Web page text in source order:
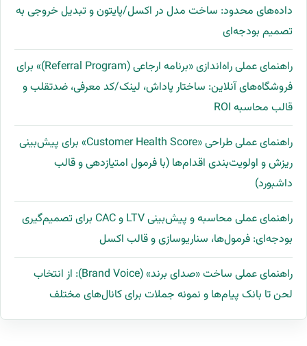
داده‌های محدود: ساخت مدل در اکسل/پایتون و تبدیل خروجی به
تصمیم بودجه‌ای
راهنمای عملی راه‌اندازی «برنامه ارجاعی (Referral Program)» برای
فروشگاه‌های آنلاین: ساختار پاداش، لینک/کد معرفی، ضدتقلب و
قالب محاسبه ROI
راهنمای عملی طراحی «Customer Health Score» برای پیش‌بینی
ریزش و اولویت‌بندی اقدام‌ها (با فرمول امتیازدهی و قالب
داشبورد)
راهنمای عملی محاسبه و پیش‌بینی LTV و CAC برای تصمیم‌گیری
بودجه‌ای: فرمول‌ها، سناریوسازی و قالب اکسل
راهنمای عملی ساخت «صدای برند» (Brand Voice): از انتخاب
لحن تا بانک پیام‌ها و نمونه جملات برای کانال‌های مختلف